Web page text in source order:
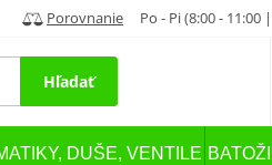
Porovnanie Po - Pi (8:00 - 11:00
Hľadať
DUŠE, VENTILE